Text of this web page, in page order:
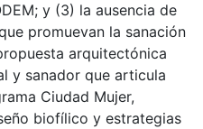
y (3) la ausencia de
promuevan la sanación
arquitectónica
y sanador que articula
Ciudad Mujer,
biofílico y estrategias